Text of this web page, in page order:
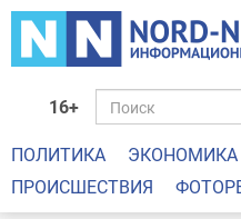
16+
ПОЛИТИКА ЭКОНОМИКА
ПРОИСШЕСТВИЯ